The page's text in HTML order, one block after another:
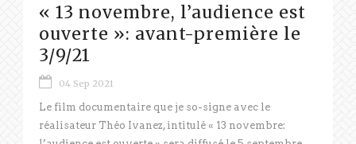
« 13 novembre, l’audience est
ouverte »: avant-première le
3/9/21
04 Sep 2021
Le film documentaire que je so-signe avec le
réalisateur Théo Ivanez, intitulé « 13 novembre: